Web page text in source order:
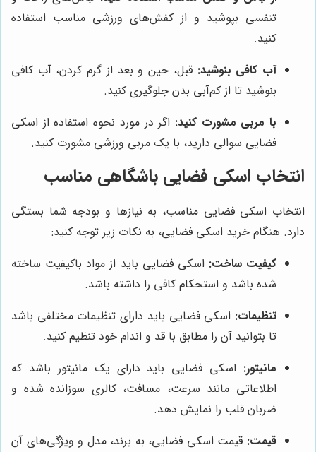
تنفسی بپوشید و از کفش‌های ورزشی مناسب استفاده
کنید.
آب کافی بنوشید: قبل، حین و بعد از گرم کردن، آب کافی
بنوشید تا از کم‌آبی بدن جلوگیری کنید.
با مربی مشورت کنید: اگر در مورد نحوه استفاده از اسکی
فضایی سوالی دارید، با یک مربی ورزشی مشورت کنید.
انتخاب اسکی فضایی باشگاهی مناسب
انتخاب اسکی فضایی مناسب، به نیازها و بودجه شما بستگی
دارد. هنگام خرید اسکی فضایی، به نکات زیر توجه کنید:
کیفیت ساخت: اسکی فضایی باید از مواد باکیفیت ساخته
شده باشد و استحکام کافی را داشته باشد.
تنظیمات: اسکی فضایی باید دارای تنظیمات مختلفی باشد
تا بتوانید آن را مطابق با قد و اندام خود تنظیم کنید.
مانیتور: اسکی فضایی باید دارای یک مانیتور باشد که
اطلاعاتی مانند سرعت، مسافت، کالری سوزانده شده و
ضربان قلب را نمایش دهد.
قیمت: قیمت اسکی فضایی، به برند، مدل و ویژگی‌های آن